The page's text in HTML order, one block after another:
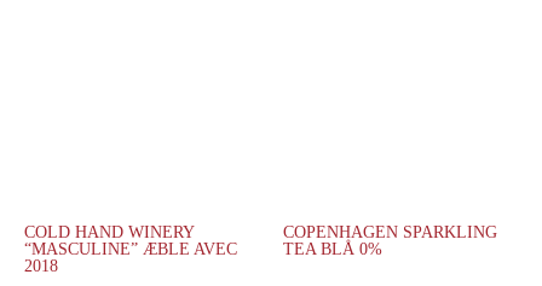
COLD HAND WINERY
“MASCULINE” ÆBLE AVEC
2018
COPENHAGEN SPARKLING
TEA BLÅ 0%